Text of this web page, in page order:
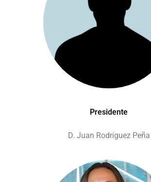
Presidente
D. Juan Rodríguez Peña